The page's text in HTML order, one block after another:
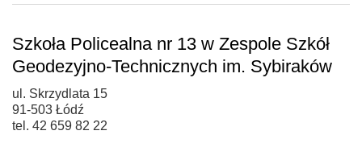
Szkoła Policealna nr 13 w Zespole Szkół
Geodezyjno-Technicznych im. Sybiraków
ul. Skrzydlata 15
91-503 Łódź
tel. 42 659 82 22